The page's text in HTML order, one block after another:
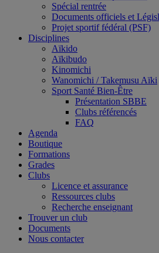
Spécial rentrée
Documents officiels et
Projet sportif fédéral (PSF)
Disciplines
Aïkido
Aïkibudo
Kinomichi
Wanomichi / Takemusu Aïki
Sport Santé Bien-Être
Présentation SBBE
Clubs référencés
FAQ
Agenda
Boutique
Formations
Grades
Clubs
Licence et assurance
Ressources clubs
Recherche enseignant
Trouver un club
Documents
Nous contacter